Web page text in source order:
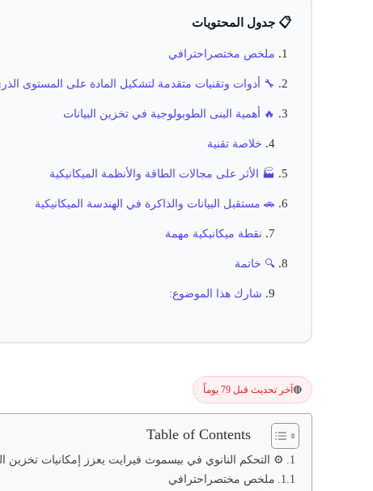
📋 جدول المحتويات
ملخص مختصراحترافي
🔧 أدوات وتقنيات متقدمة لتشكيل المادة على المستوى
🔥 أهمية البنى الطوبولوجية في تخزين البيانات
خلاصة تقنية
🏭 الأثر على مجالات الطاقة والأنظمة الميكانيكية
🚗 مستقبل البيانات والذاكرة في الهندسة الميكانيكية
نقطة ميكانيكية مهمة
🔍 خاتمة
شارك هذا الموضوع:
🔴 آخر تحديث قبل 79 يوماً
Table of Contents
⚙️ التحكم النانوي في بيسموث فيرايت يعزز إمكانيات تخزين
ملخص مختصراحترافي